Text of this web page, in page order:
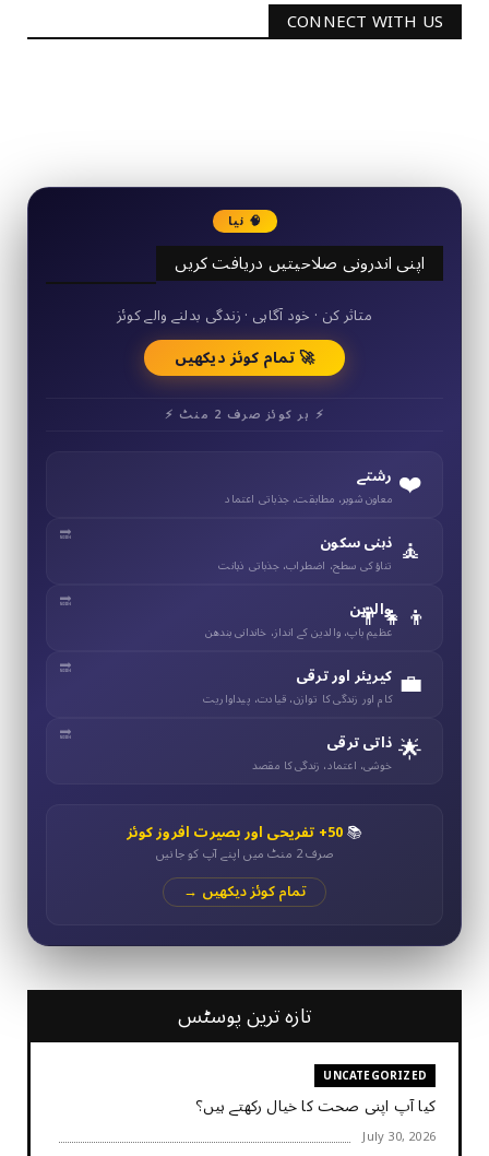
CONNECT WITH US
🧠 نیا
اپنی اندرونی صلاحیتیں دریافت کریں
50+ مختصر کوئز
متاثر کن · خود آگاہی · زندگی بدلنے والے کوئز
🚀 تمام کوئز دیکھیں
⚡ ہر کوئز صرف 2 منٹ ⚡
❤️ رشتے
معاون شوہر، مطابقت، جذباتی اعتماد
🧘 ذہنی سکون
تناؤ کی سطح، اضطراب، جذباتی ذہانت
👨‍👧‍👦
والدین
عظیم باپ، والدین کے انداز، خاندانی بندھن
💼 کیریئر اور ترقی
کام اور زندگی کا توازن، قیادت، پیداواریت
🌟 ذاتی ترقی
خوشی، اعتماد، زندگی کا مقصد
📚50+ تفریحی اور بصیرت افروز کوئز
صرف 2 منٹ میں اپنے آپ کو جانیں
تمام کوئز دیکھیں →
تازہ ترین پوسٹس
UNCATEGORIZED
کیا آپ اپنی صحت کا خیال رکھتے ہیں؟
July 30, 2026